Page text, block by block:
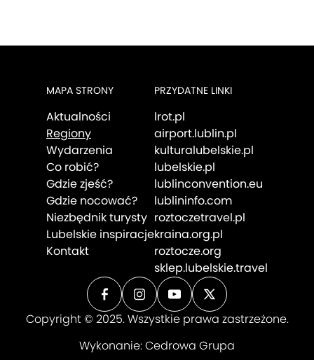
MAPA STRONY
Aktualności
Regiony
Wydarzenia
Co robić?
Gdzie zjeść?
Gdzie nocować?
Niezbędnik turysty
Lubelskie inspiracje
Kontakt
PRZYDATNE LINKI
lrot.pl
airport.lublin.pl
kulturalubelskie.pl
lubelskie.pl
lublinconvention.eu
lublininfo.com
roztoczetravel.pl
kraina.org.pl
roztocze.org
sklep.lubelskie.travel
Copyright © 2025. Wszystkie prawa zastrzeżone.
Wykonanie: Cedrowa Grupa